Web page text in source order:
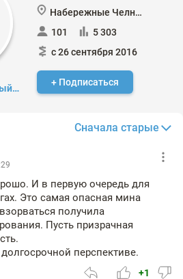
Инвестиционный клуб
Набережные Челны
101
5 303
с 26 сентября 2016
+ Подписаться
Сначала старые
И в первую очередь для
Это самая опасная мина
получила
Пусть призрачная
перспективе.
+1